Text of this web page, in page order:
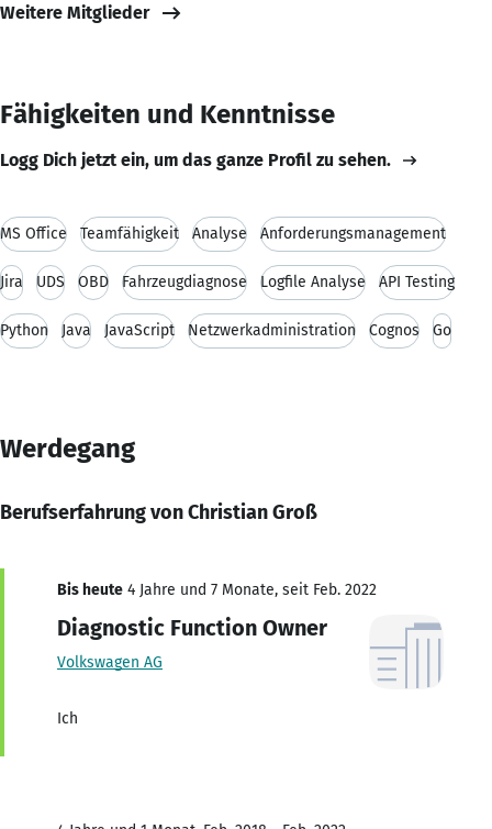
Weitere Mitglieder
Fähigkeiten und Kenntnisse
Logg Dich jetzt ein, um das ganze Profil zu sehen.
MS Office Teamfähigkeit Analyse Anforderungsmanagement
Jira UDS OBD Fahrzeugdiagnose Logfile Analyse API Testing
Python Java JavaScript Netzwerkadministration Cognos Go
Werdegang
Berufserfahrung von Christian Groß
Bis heute 4 Jahre und 7 Monate, seit Feb. 2022
Diagnostic Function Owner
Volkswagen AG
Ich